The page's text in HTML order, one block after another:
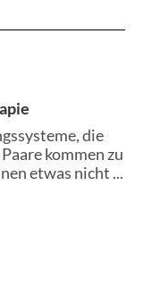
die
kommen zu
etwas nicht ...